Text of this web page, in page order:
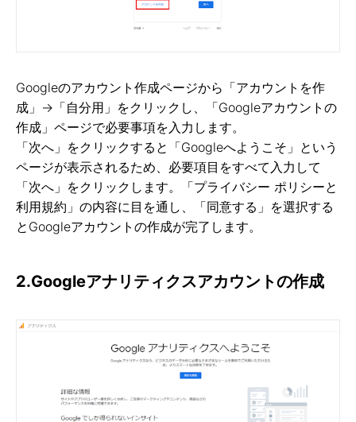
Googleのアカウント作成ページから「アカウントを作
成」→「自分用」をクリックし、「Googleアカウントの
作成」ページで必要事項を入力します。
「次へ」をクリックすると「Googleへようこそ」という
ページが表示されるため、必要項目をすべて入力して
「次へ」をクリックします。「プライバシー ポリシーと
利用規約」の内容に目を通し、「同意する」を選択する
とGoogleアカウントの作成が完了します。
2.Googleアナリティクスアカウントの作成